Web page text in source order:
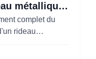
métallique
Center)
complet du
rideau